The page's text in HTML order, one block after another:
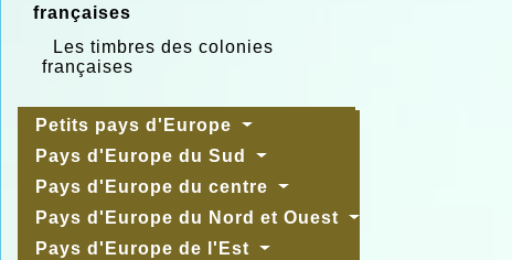
françaises
Les timbres des colonies
françaises
Petits pays d'Europe
Pays d'Europe du Sud
Pays d'Europe du centre
Pays d'Europe du Nord et Ouest
Pays d'Europe de l'Est